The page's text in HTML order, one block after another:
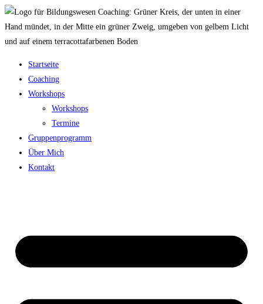
Zum
Inhalt
springen
Startseite
Coaching
Workshops
Workshops
Termine
Gruppenprogramm
Über Mich
Kontakt